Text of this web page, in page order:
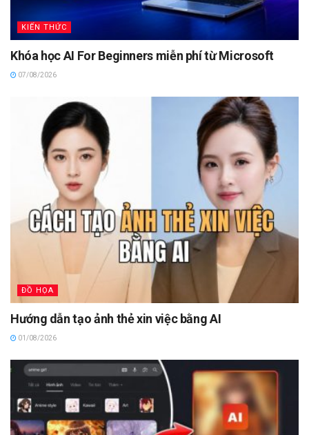
KIẾN THỨC
Khóa học AI For Beginners miễn phí từ Microsoft
07/08/2026
ĐỒ HỌA
Hướng dẫn tạo ảnh thẻ xin việc bằng AI
01/08/2026